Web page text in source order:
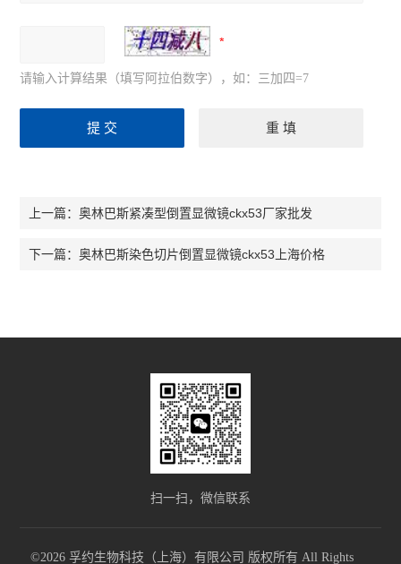
请输入计算结果（填写阿拉伯数字），如：三加四=7
上一篇：奥林巴斯紧凑型倒置显微镜ckx53厂家批发
下一篇：奥林巴斯染色切片倒置显微镜ckx53上海价格
扫一扫，微信联系
©2026 孚约生物科技（上海）有限公司 版权所有 All Rights